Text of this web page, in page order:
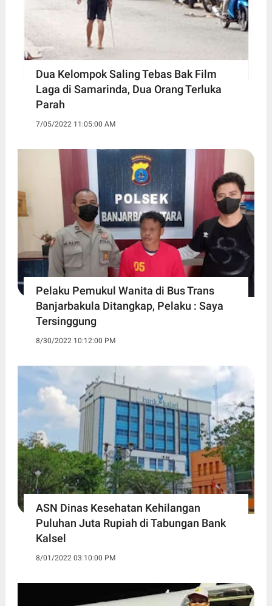
Dua Kelompok Saling Tebas Bak Film
Laga di Samarinda, Dua Orang Terluka
Parah
7/05/2022 11:05:00 AM
Pelaku Pemukul Wanita di Bus Trans
Banjarbakula Ditangkap, Pelaku : Saya
Tersinggung
8/30/2022 10:12:00 PM
ASN Dinas Kesehatan Kehilangan
Puluhan Juta Rupiah di Tabungan Bank
Kalsel
8/01/2022 03:10:00 PM